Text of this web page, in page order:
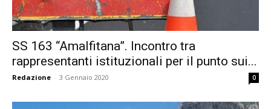
SS 163 “Amalfitana”. Incontro tra
rappresentanti istituzionali per il punto sui...
Redazione - 3 Gennaio 2020 0